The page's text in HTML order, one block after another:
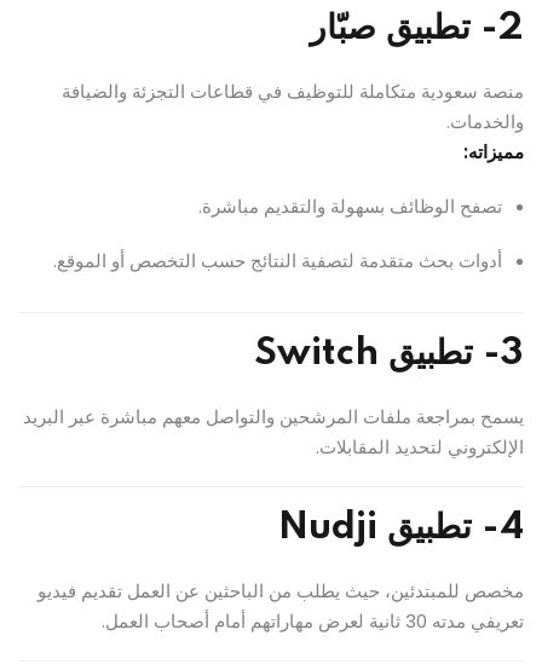
2- تطبيق صبّار
منصة سعودية متكاملة للتوظيف في قطاعات التجزئة والضيافة
والخدمات.
مميزاته:
تصفح الوظائف بسهولة والتقديم مباشرة.
أدوات بحث متقدمة لتصفية النتائج حسب التخصص أو الموقع.
3- تطبيق Switch
يسمح بمراجعة ملفات المرشحين والتواصل معهم مباشرة عبر البريد
الإلكتروني لتحديد المقابلات.
4- تطبيق Nudji
مخصص للمبتدئين، حيث يطلب من الباحثين عن العمل تقديم فيديو
تعريفي مدته 30 ثانية لعرض مهاراتهم أمام أصحاب العمل.